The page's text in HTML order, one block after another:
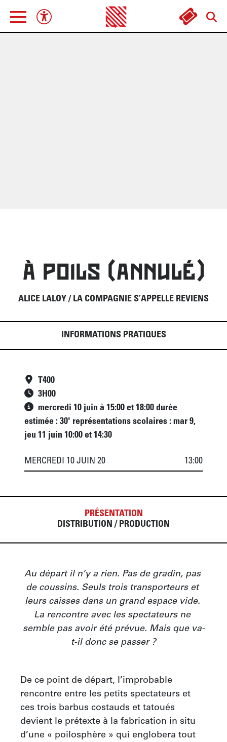
À POILS (ANNULÉ)
ALICE LALOY / LA COMPAGNIE S’APPELLE REVIENS
INFORMATIONS PRATIQUES
T400
3H00
mercredi 10 juin à 15:00 et 18:00 durée
estimée : 30' représentations scolaires : mar 9,
jeu 11 juin 10:00 et 14:30
MERCREDI 10 JUIN 20 13:00
PRÉSENTATION
DISTRIBUTION / PRODUCTION
Au départ il n’y a rien. Pas de gradin, pas
de coussins. Seuls trois transporteurs et
leurs caisses dans un grand espace vide.
La rencontre avec les spectateurs ne
semble pas avoir été prévue. Mais que va-
t-il donc se passer ?
De ce point de départ, l’improbable
rencontre entre les petits spectateurs et
ces trois barbus costauds et tatoués
devient le prétexte à la fabrication in situ
d’une « poilosphère » qui englobera tout